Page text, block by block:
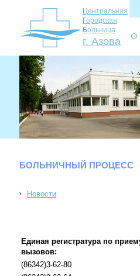
Центральная
Городская
Больница
г. Азова
БОЛЬНИЧНЫЙ ПРОЦЕСС
Новости
Единая регистратура по
вызовов:
(86342)3-62-80